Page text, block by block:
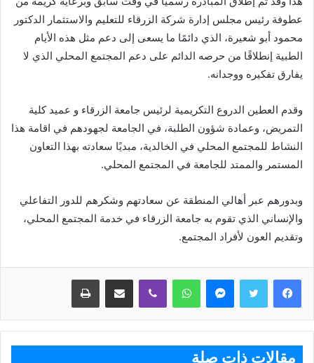
عطوفة رئيس مجلس إدارة شركة الزرقاء للتعليم والاستثمار الدكتور
محمود أبو شعيرة، الذي دائمًا ما يسعى إلى دعم مثل هذه الأيام
الطبية إنطلاقًا من حرصه الدائم على دعم المجتمع المحلي الذي لا
يفارق تفكيره ووجدانه.
وقدم العطين الدروع التكريمية لرئيس جامعة الزرقاء و عميد كلية
التمريض، وعمادة شؤون الطلبة، في الجامعة لجهودهم في اقامة هذا
النشاط للمجتمع المحلي في الخالدية، مبديًا سعادته بهذا التعاون
المستمر والممتد للجامعة في المجتمع المحلي.
وبدورهم عبر أهالي المنطقة عن سعادتهم وشكرهم للدور التفاعلي
والإنساني الذي تقوم به جامعة الزرقاء في خدمة المجتمع المحلي،
وتقديم العون لأفراد المجتمع.
ماسنجر واتساب ڤايبر مشاركة عبر البريد طباعة
مقالات ذات صلة